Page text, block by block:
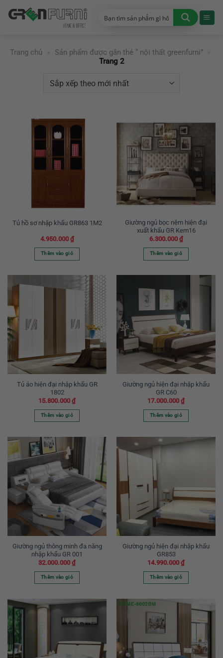
đến
Trang chủ
» Sản phẩm được gắn thẻ “ nội thất greenfurni”
»
Trang 2
Tủ hồ sơ nhập khẩu GR863 1M2
4.950.000 ₫
Thêm vào giỏ
Giường ngủ bọc nệm hiện đại
xuất khẩu GR Kem16
6.300.000 ₫
Thêm vào giỏ
Tủ áo hiện đại nhập khẩu GR
1802
15.800.000 ₫
Thêm vào giỏ
Giường ngủ hiện đại nhập khẩu
GR C60
17.000.000 ₫
Thêm vào giỏ
Giường ngủ thông minh đa năng
nhập khẩu GR 001
32.000.000 ₫
Thêm vào giỏ
Giường ngủ hiện đại nhập khẩu
GR853
14.990.000 ₫
Thêm vào giỏ